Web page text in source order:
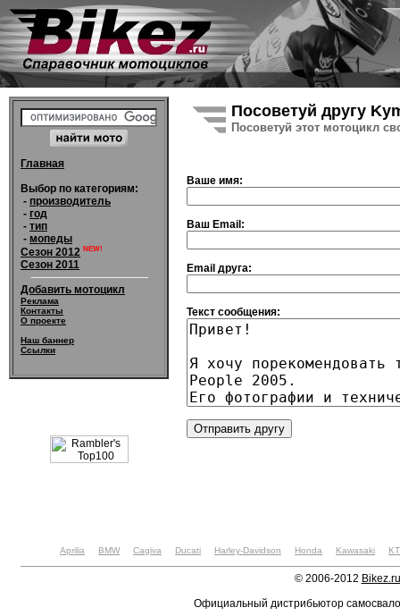
Главная
Выбор по категориям:
- производитель
- год
- тип
- мопеды
Сезон 2012 NEW!
Сезон 2011
Добавить мотоцикл
Реклама
Контакты
О проекте
Наш баннер
Ссылки
Посоветуй другу
Посоветуй этот мотоцикл
Ваше имя:
Ваш Email:
Email друга:
Текст сообщения:
Aprilia BMW Cagiva Ducati Harley-Davidson Honda Kawasaki
© 2006-2012 Bikez.ru
Официальный дистрибьютор